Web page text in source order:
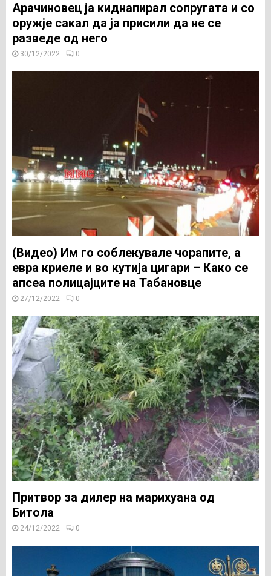
Арачиновец ја киднапирал сопругата и со
оружје сакал да ја присили да не се
разведе од него
30/12/2022 0
(Видео) Им го соблекувале чорапите, а
евра криеле и во кутија цигари – Како се
апсеа полицајците на Табановце
27/12/2022 0
Притвор за дилер на марихуана од
Битола
24/12/2022 0